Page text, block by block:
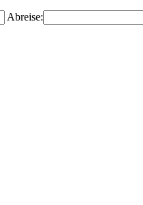
Abreise: